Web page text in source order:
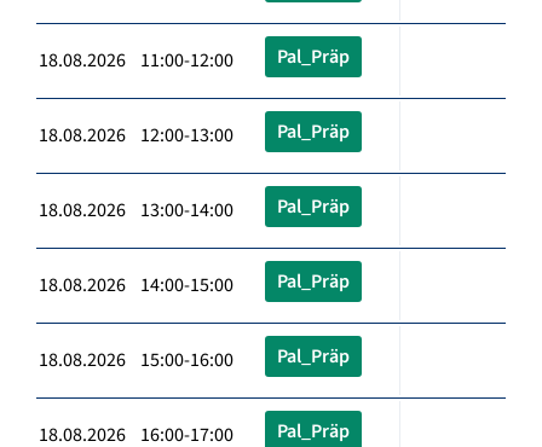
18.08.2026 11:00-12:00 Pal_Präp
18.08.2026 12:00-13:00 Pal_Präp
18.08.2026 13:00-14:00 Pal_Präp
18.08.2026 14:00-15:00 Pal_Präp
18.08.2026 15:00-16:00 Pal_Präp
18.08.2026 16:00-17:00 Pal_Präp